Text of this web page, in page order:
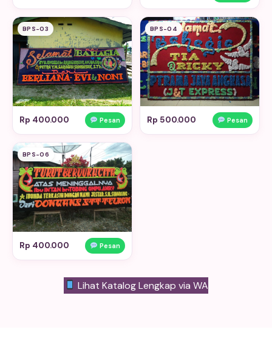
BPS-03
Rp 400.000 Pesan
BPS-04
Rp 500.000 Pesan
BPS-06
Rp 400.000 Pesan
Lihat Katalog Lengkap via WA